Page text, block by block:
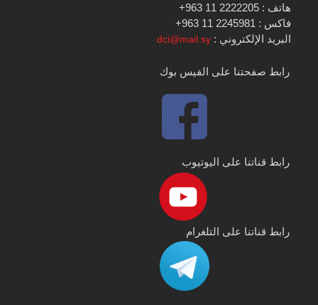
هاتف : 2222205 11 963+
فاكس : 2245981 11 963+
البريد الإلكتروني :dci@mail.sy
رابط صفحتنا على الفيس بوك
رابط قناتنا على اليوتيوب
رابط قناتنا على التلغرام